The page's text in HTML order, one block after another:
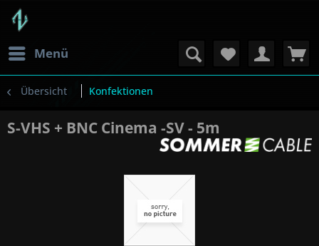
Menü
Übersicht Konfektionen
S-VHS + BNC Cinema -SV - 5m